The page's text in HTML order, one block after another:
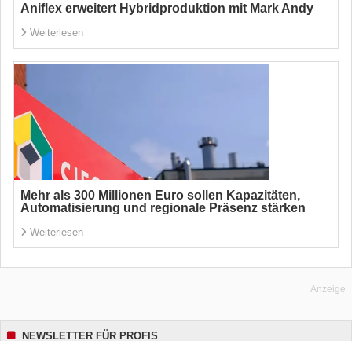
Aniflex erweitert Hybridproduktion mit Mark Andy
Weiterlesen
Mehr als 300 Millionen Euro sollen Kapazitäten,
Automatisierung und regionale Präsenz stärken
Weiterlesen
Anzeige
NEWSLETTER FÜR PROFIS